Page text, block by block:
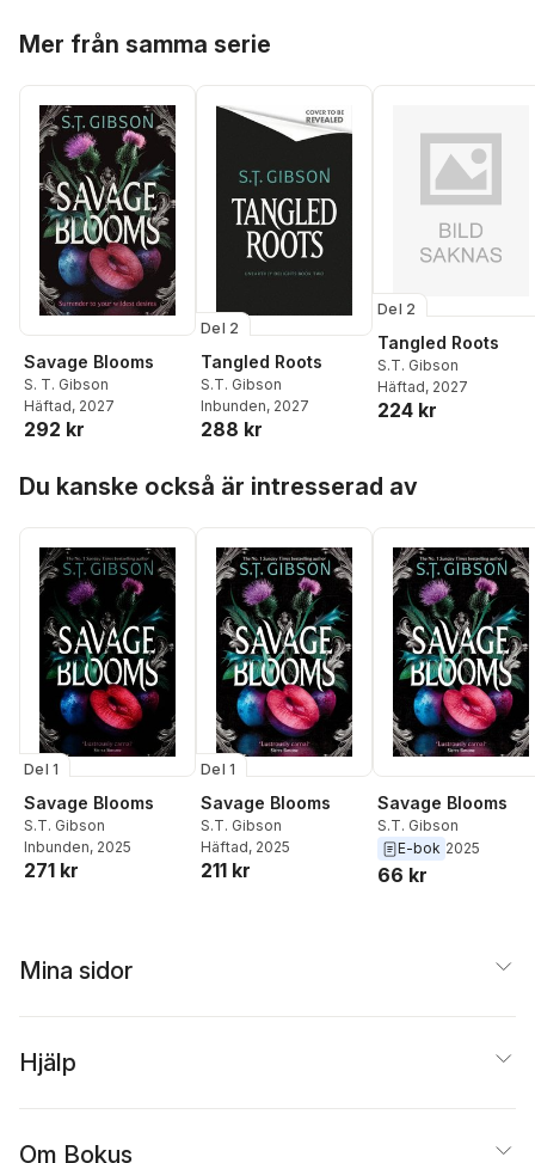
Mer från samma serie
Savage Blooms
S. T. Gibson
Häftad, 2027
292 kr
Del 2
Tangled Roots
S.T. Gibson
Inbunden, 2027
288 kr
Del 2
Tangled Roots
S.T. Gibson
Häftad, 2027
224 kr
Du kanske också är intresserad av
Del 1
Savage Blooms
S.T. Gibson
Inbunden, 2025
271 kr
Del 1
Savage Blooms
S.T. Gibson
Häftad, 2025
211 kr
Savage Blooms
S.T. Gibson
E-bok 2025
66 kr
Mina sidor
Hjälp
Om Bokus